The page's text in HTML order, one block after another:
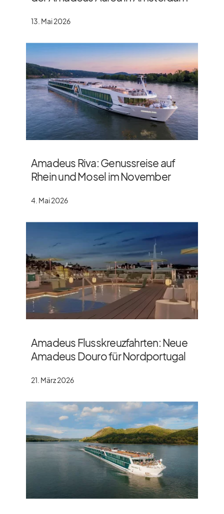
13. Mai 2026
Amadeus Riva: Genussreise auf
Rhein und Mosel im November
4. Mai 2026
Amadeus Flusskreuzfahrten: Neue
Amadeus Douro für Nordportugal
21. März 2026